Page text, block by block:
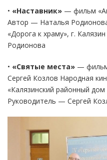
• «Наставник» — фильм
Автор — Наталья
«Дорога к храму», г.
Родионова
• «Святые места» —
Сергей Козлов Народная
«Калязинский районный дом
Руководитель — Сергей